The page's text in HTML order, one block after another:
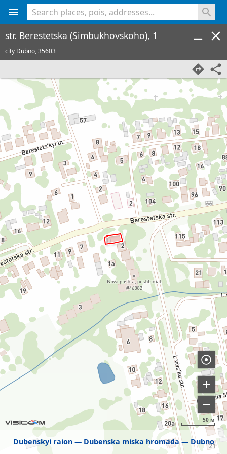
Dubenskyi raion Dubenska miska hromada Dubno
50 м
str. Berestetska (Simbukhovskoho), 1
city Dubno,35603
<% console.log(hcard) %>